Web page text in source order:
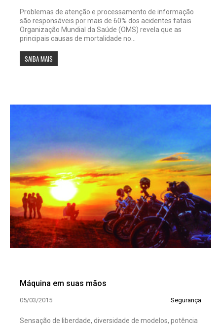
Problemas de atenção e processamento de informação
são responsáveis por mais de 60% dos acidentes fatais
Organização Mundial da Saúde (OMS) revela que as
principais causas de mortalidade no...
SAIBA MAIS
Máquina em suas mãos
05/03/2015 Segurança
Sensação de liberdade, diversidade de modelos, potência